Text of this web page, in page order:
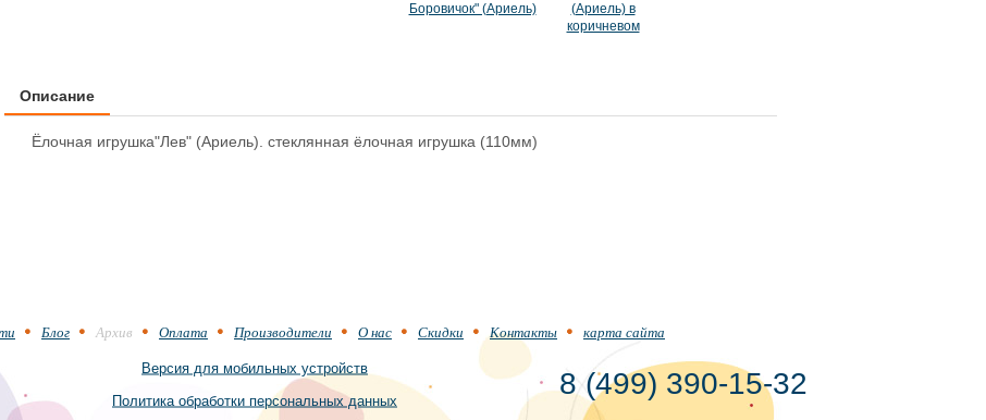
Боровичок" (Ариель)
(Ариель) в
коричневом
Описание
Ёлочная игрушка"Лев" (Ариель). стеклянная ёлочная игрушка (110мм)
Блог Архив Оплата Производители О нас Скидки Контакты карта сайта
Версия для мобильных устройств
Политика обработки персональных данных
8 (499) 390-15-32